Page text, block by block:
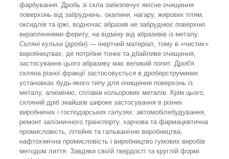
фарбування. Дробь зі скла забезпечує якісне очищення
поверхонь від забруднень: окалини, нагару, жирових плям,
оксидлів та іржі; водночас абразив не забруднює поверхню
вкрапленнями фериту, на відміну від абразивів із металу.
Скляні кульки (дроби) — інертний матеріал, тому в «чистих»
виробництвах, де потрібне тонке та дбайливе очищення,
застосування цього абразиву має великий попит. Дроб'я
скляна різної фракції застосовується в дроберструминих
установках будь-якого типу для очищення поверхонь із
металу, алюмінію, сплавів кольорових металів. Крім цього,
скляний дріб знайшов широке застосування в різних
виробничих і господарських галузях: автомобілебудування,
ремонт залізничного транспорту, харчова та фармацевтична
промисловість, літейне та гальванічне виробництва,
нафтохімічна промисловість і виробництво гумових виробів
методом лиття. Завдяки своїй твердості та круглій формі